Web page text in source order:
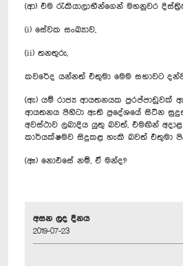
(ආ) එම රැකියාලාභීන්ගෙන් මහනුවර
(i) සේවක සංඛ්‍යාව,
(ii) තනතුරු,
කවරේද යන්නත් එතුමා මෙම සභාවට
(ඇ) යම් රාජ්‍ය ආයතනයක පුරප්පාඩුවක්
ආයතනය පිහිටා ඇති ප්‍රදේශයේ සිටින
අවස්ථාව ලබාදිය යුතු බවත්, එමඟින්
කාර්යක්ෂමව සිදුකළ හැකි බවත් එතුමා
(ඈ) නොඑසේ නම්, ඒ මන්ද?
අසන ලද දිනය
2019-07-23